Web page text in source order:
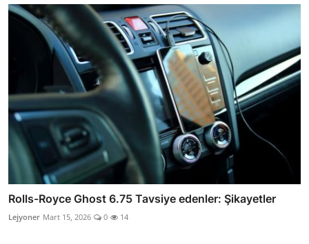
Rolls-Royce Ghost 6.75 Tavsiye edenler: Şikayetler
Lejyoner Mart 15, 2026 0 14